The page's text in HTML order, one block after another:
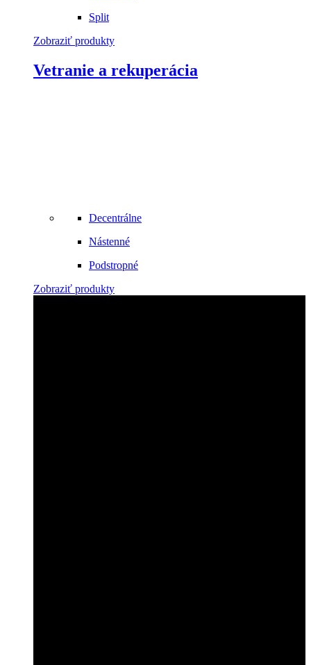
Split
Zobraziť produkty
Vetranie a rekuperácia
Decentrálne
Nástenné
Podstropné
Zobraziť produkty